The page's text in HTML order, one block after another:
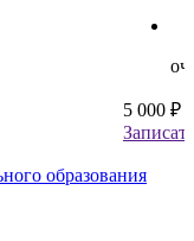
5 000 ₽
образования